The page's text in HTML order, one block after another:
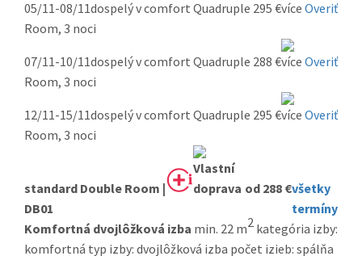
05/11-08/11dospelý v comfort Quadruple
Room, 3 noci
295 € Overiť
07/11-10/11dospelý v comfort Quadruple
Room, 3 noci
288 € Overiť
12/11-15/11dospelý v comfort Quadruple
Room, 3 noci
295 € Overiť
standard Double Room |
DB01
od 288 €všetky
termíny
Komfortná dvojlôžková izba min. 22 m2 kategória izby:
komfortná typ izby: dvojlôžková izba počet izieb: spálňa